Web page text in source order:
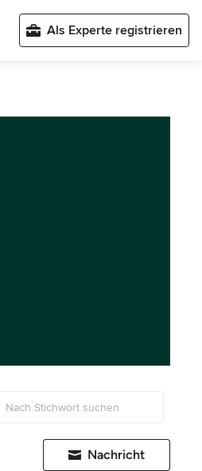
Als Experte registrieren
Nachricht